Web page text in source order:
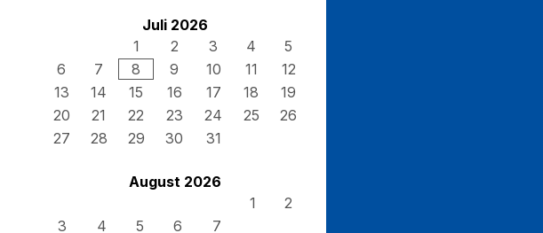
Juli 2026
1
2 3 4
5
6
7 8 9 10 11
12
13
14 15 16 17 18
19
20
21 22 23 24 25
26
27
28 29 30 31
August 2026
1
2
3
4 5 6 7